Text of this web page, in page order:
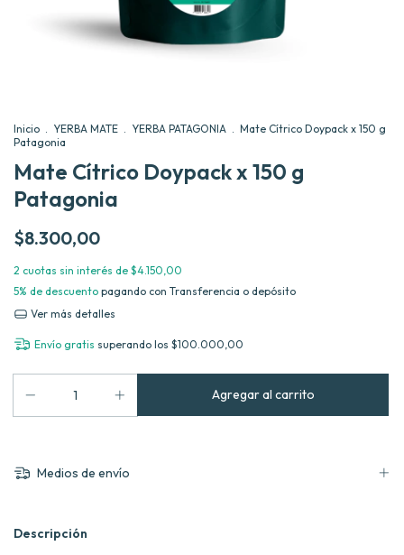
Inicio . YERBA MATE . YERBA PATAGONIA . Mate Cítrico Doypack x 150 g
Patagonia
Mate Cítrico Doypack x 150 g
Patagonia
$8.300,00
2 cuotas sin interés de $4.150,00
5% de descuento pagando con Transferencia o depósito
Ver más detalles
Envío gratis superando los $100.000,00
Medios de envío
Descripción